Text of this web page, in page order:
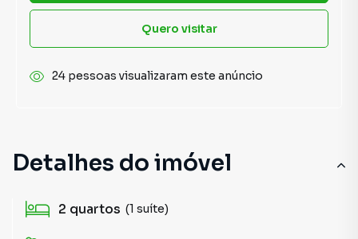
Detalhes do imóvel
2 quartos (1 suíte)
Quero visitar
24 pessoas visualizaram este anúncio